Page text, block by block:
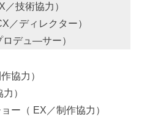
技術協力）
／ディレクター）
ロデュ―サー）
協力）
）
ー（ EX／制作協力）